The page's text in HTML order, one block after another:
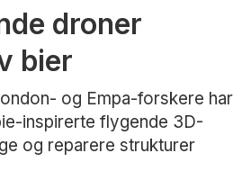
droner
bier
og Empa-forskere har
inspirerte flygende 3D-
og reparere strukturer